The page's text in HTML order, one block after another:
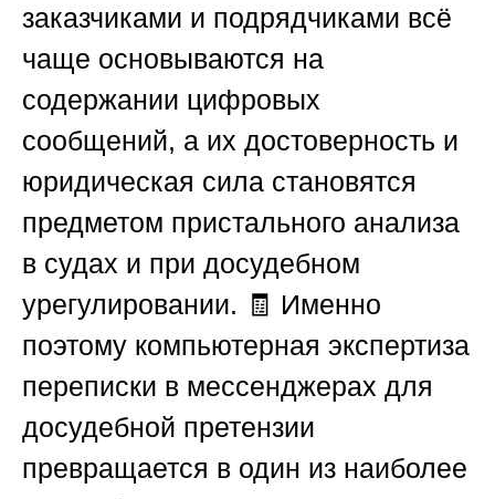
заказчиками и подрядчиками всё
чаще основываются на
содержании цифровых
сообщений, а их достоверность и
юридическая сила становятся
предметом пристального анализа
в судах и при досудебном
урегулировании. 🧾 Именно
поэтому компьютерная экспертиза
переписки в мессенджерах для
досудебной претензии
превращается в один из наиболее